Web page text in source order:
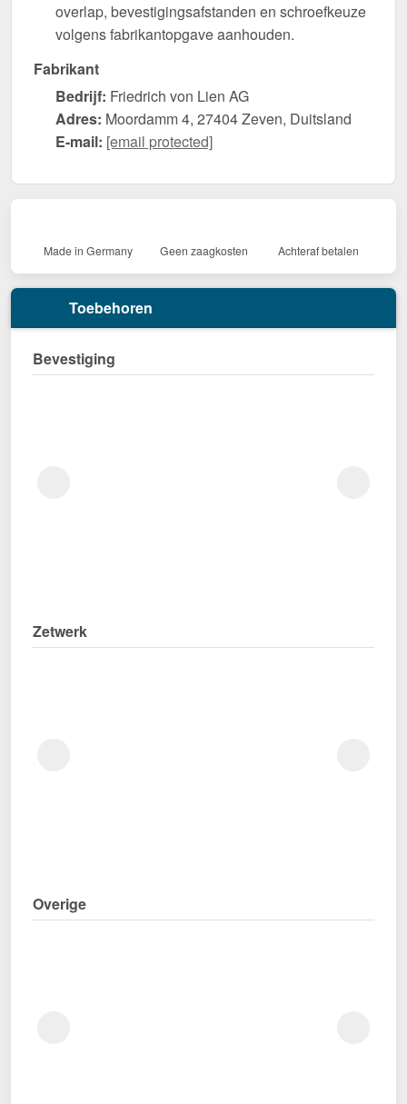
overlap, bevestigingsafstanden en schroefkeuze
volgens fabrikantopgave aanhouden.
Fabrikant
Bedrijf: Friedrich von Lien AG
Adres: Moordamm 4, 27404 Zeven, Duitsland
E-mail: [email protected]
Made in Germany Geen zaagkosten Achteraf betalen
Toebehoren
Bevestiging
Zetwerk
Overige